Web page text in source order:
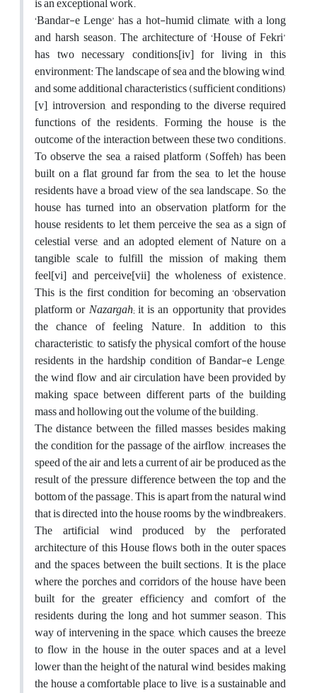
‘Bandar-e Lenge’ has a hot-humid climate, with a long
and harsh season. The architecture of ‘House of Fekri’
has two necessary conditions[iv] for living in this
environment: The landscape of sea and the blowing wind,
and some additional characteristics (sufficient conditions)
[v], introversion, and responding to the diverse required
functions of the residents. Forming the house is the
outcome of the interaction between these two conditions.
To observe the sea, a raised platform (Soffeh) has been
built on a flat ground far from the sea, to let the house
residents have a broad view of the sea landscape. So, the
house has turned into an observation platform for the
house residents to let them perceive the sea as a sign of
celestial verse, and an adopted element of Nature on a
tangible scale to fulfill the mission of making them
feel[vi] and perceive[vii] the wholeness of existence.
This is the first condition for becoming an ‘observation
platform orNazargah; it is an opportunity that provides
the chance of feeling Nature. In addition to this
characteristic, to satisfy the physical comfort of the house
residents in the hardship condition of Bandar-e Lenge,
the wind flow and air circulation have been provided by
making space between different parts of the building
mass and hollowing out the volume of the building.
The distance between the filled masses besides making
the condition for the passage of the airflow, increases the
speed of the air and lets a current of air be produced as the
result of the pressure difference between the top and the
bottom of the passage. This is apart from the natural wind
that is directed into the house rooms by the windbreakers.
The artificial wind produced by the perforated
architecture of this House flows both in the outer spaces
and the spaces between the built sections. It is the place
where the porches and corridors of the house have been
built for the greater efficiency and comfort of the
residents during the long and hot summer season. This
way of intervening in the space, which causes the breeze
to flow in the house in the outer spaces and at a level
lower than the height of the natural wind, besides making
the house a comfortable place to live, is a sustainable and